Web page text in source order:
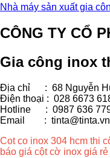
Nhà máy sản xuất gia
CÔNG TY CỔ
Gia công inox
Địa chỉ : 68 Nguyễn
Điện thoại : 028 6673
Hotline : 0987
Email :
Cot co inox 304 hcm thi
báo giá cột cờ inox giá